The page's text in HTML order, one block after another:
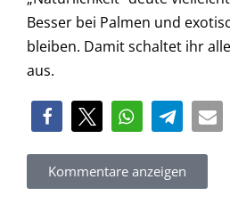
Besser bei Palmen und
bleiben. Damit schaltet ihr
aus.
Kommentare anzeigen